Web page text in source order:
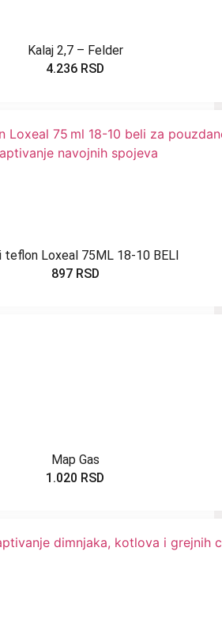
Kalaj 2,7 – Felder
4.236 RSD
teflon Loxeal 75ML 18-10 BELI
897 RSD
Map Gas
1.020 RSD